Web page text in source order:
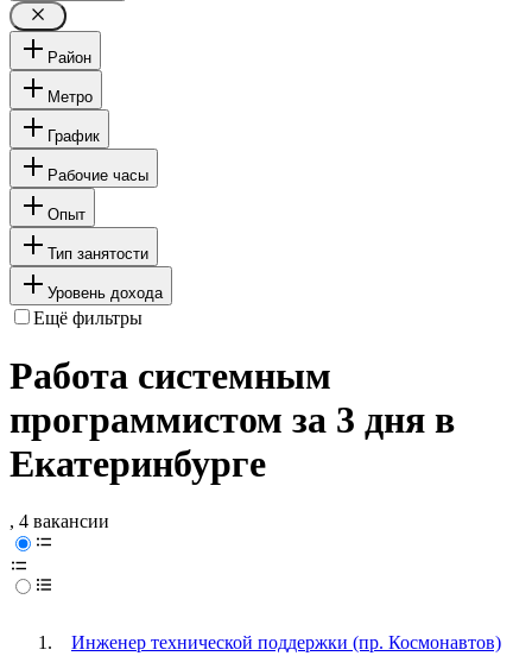
Район
Метро
График
Рабочие часы
Опыт
Тип занятости
Уровень дохода
Ещё фильтры
Работа системным
программистом за 3 дня в
Екатеринбурге
, 4 вакансии
Инженер технической поддержки (пр. Космонавтов)